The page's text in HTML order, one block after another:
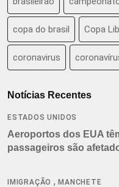
copa do brasil Copa
coronavirus
Notícias Recentes
ESTADOS UNIDOS
Aeroportos dos EUA
passageiros são
IMIGRAÇÃO ,MANCHETE